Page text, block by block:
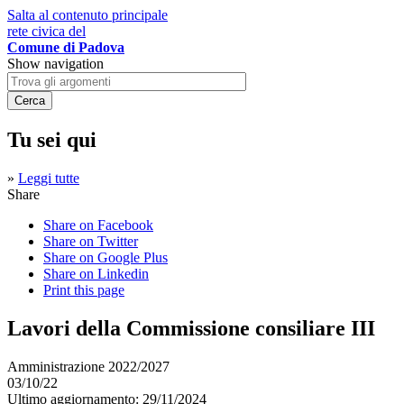
Salta al contenuto principale
rete civica del
Comune di Padova
Show navigation
Tu sei qui
» Leggi tutte
Share
Share on Facebook
Share on Twitter
Share on Google Plus
Share on Linkedin
Print this page
Lavori della Commissione consiliare III
Amministrazione 2022/2027
03/10/22
Ultimo aggiornamento: 29/11/2024